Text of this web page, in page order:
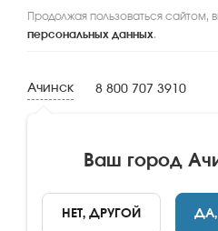
Продолжая пользоваться сайтом,
персональных данных.
Ачинск
Ваш город
НЕТ, ДРУГОЙ
8 800 707 3910
НАЗАД